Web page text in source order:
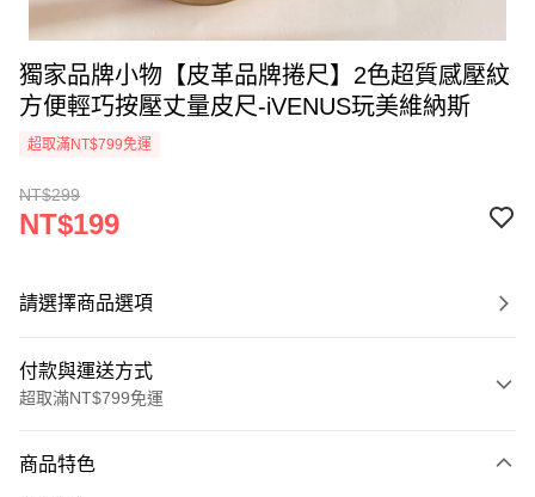
獨家品牌小物【皮革品牌捲尺】2色超質感壓紋
方便輕巧按壓丈量皮尺-iVENUS玩美維納斯
超取滿NT$799免運
NT$299
NT$199
請選擇商品選項
付款與運送方式
超取滿NT$799免運
信用卡一次付款
商品特色